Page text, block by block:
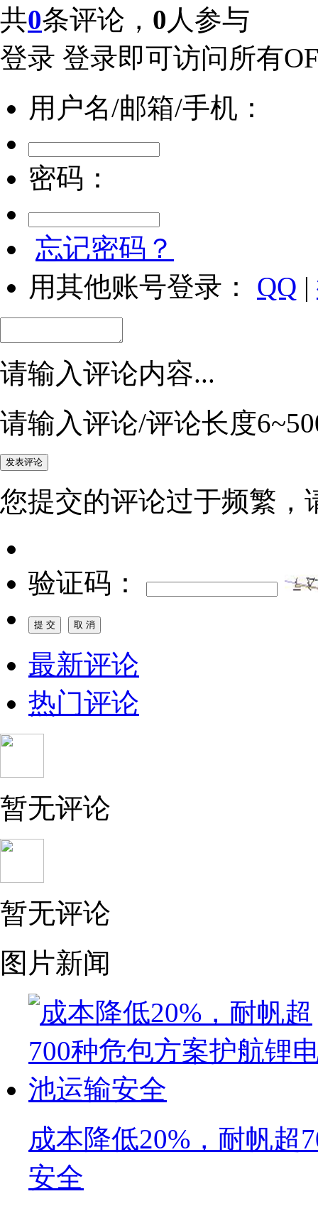
共0条评论， 0 人参与
登录 登录即可访问所有
用户名/邮箱/手机：
密码：
忘记密码？
用其他账号登录： QQ |
请输入评论内容...
请输入评论/评论长度
您提交的评论过于频繁，
验证码：
最新评论
热门评论
暂无评论
暂无评论
图片新闻
成本降低20%，耐帆超
安全